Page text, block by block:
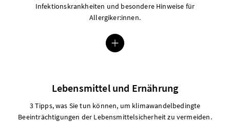
Infektionskrankheiten und besondere Hinweise für
Allergiker:innen.
Lebensmittel und Ernährung
3 Tipps, was Sie tun können, um klimawandelbedingte
Beeinträchtigungen der Lebensmittelsicherheit zu vermeiden.
Modal Lebensmittel und Ernährung öffnen